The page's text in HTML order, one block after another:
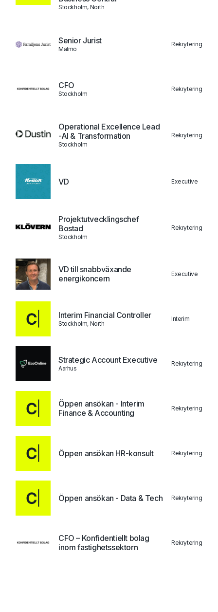
Stockholm, North
Senior Jurist
Malmö
Rekrytering
CFO
Stockholm
Rekrytering
Operational Excellence Lead
-AI & Transformation
Stockholm
Rekrytering
VD Executive
Projektutvecklingschef
Bostad
Stockholm
Rekrytering
VD till snabbväxande
energikoncern
Executive
Interim Financial Controller
Stockholm, North
Interim
Strategic Account Executive
Aarhus
Rekrytering
Öppen ansökan - Interim
Finance & Accounting
Rekrytering
Öppen ansökan HR-konsult Rekrytering
Öppen ansökan - Data & Tech Rekrytering
CFO – Konfidentiellt bolag
inom fastighetssektorn
Rekrytering